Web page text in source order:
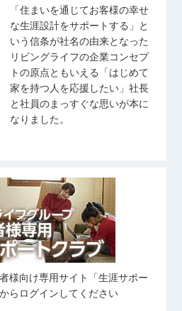
「住まいを通じてお客様の幸せ
な生涯設計をサポートする」と
いう信条が社名の由来となった
リビングライフの企業コンセプ
トの原点ともいえる「はじめて
家を持つ人を応援したい」社長
と社員のまっすぐな思いが本に
なりました。
様向け専用サイト「生涯サポー
らログインしてください